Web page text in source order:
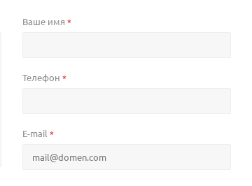
Ваше имя *
Телефон *
E-mail *